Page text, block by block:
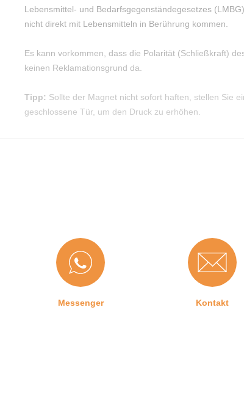
Lebensmittel- und Bedarfsgegenständegesetzes
nicht direkt mit Lebensmitteln in Berührung kommen.
Es kann vorkommen, dass die Polarität (Schließkraft)
keinen Reklamationsgrund da.
Tipp: Sollte der Magnet nicht sofort haften, stellen Sie
geschlossene Tür, um den Druck zu erhöhen.
Messenger Kontakt